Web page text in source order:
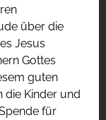
über die
Jesus
Gottes
guten
die Kinder und
für